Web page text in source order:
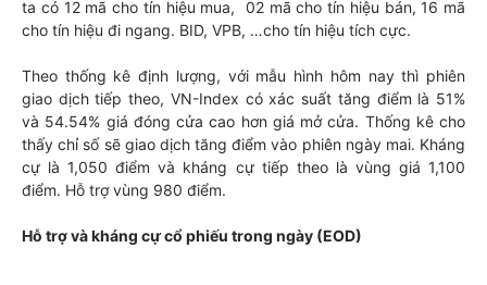
ta có 12 mã cho tín hiệu mua, 02 mã cho tín hiệu bán, 16 mã
cho tín hiệu đi ngang. BID, VPB, …cho tín hiệu tích cực.
Theo thống kê định lượng, với mẫu hình hôm nay thì phiên
giao dịch tiếp theo, VN-Index có xác suất tăng điểm là 51%
và 54.54% giá đóng cửa cao hơn giá mở cửa. Thống kê cho
thấy chỉ số sẽ giao dịch tăng điểm vào phiên ngày mai. Kháng
cự là 1,050 điểm và kháng cự tiếp theo là vùng giá 1,100
điểm. Hỗ trợ vùng 980 điểm.
Hỗ trợ và kháng cự cổ phiếu trong ngày (EOD)